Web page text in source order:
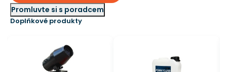
Promluvte si s poradcem
Doplňkové produkty